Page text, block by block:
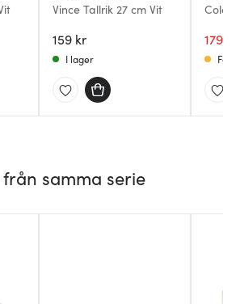
Vince Tallrik 27 cm Vit
159 kr
I lager
179
Få
samma serie